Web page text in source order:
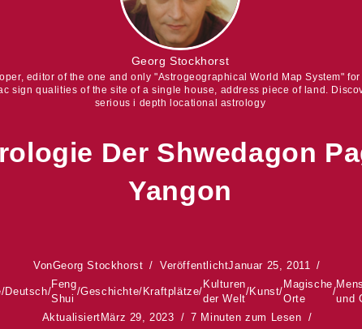
Georg Stockhorst
editor of the one and only "Astrogeographical World Map System"
sign qualities of the site of a single house, address piece of land.
serious i depth locational astrology
Der Shwedagon
Yangon
VonGeorg Stockhorst VeröffentlichtJanuar 25, 2011
/Deutsch/
Feng
Shui
/Geschichte/ Kraftplätze/
Kulturen
der Welt
/Kunst/
Magische
Orte
/
und
Aktualisiert März 29, 2023
7 Minuten zum Lesen